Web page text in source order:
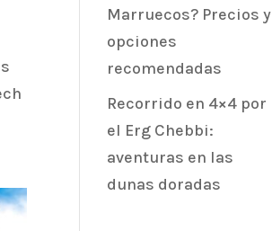
Marruecos? Precios y
opciones
recomendadas
Recorrido en 4×4 por
el Erg Chebbi:
aventuras en las
dunas doradas